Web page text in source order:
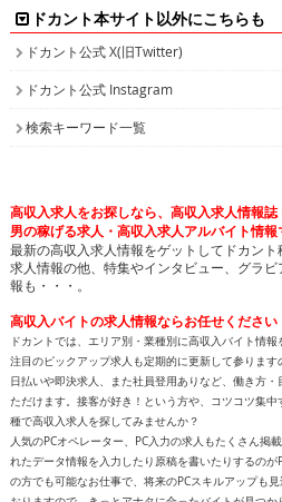
ドカント公式 Instagram
求人情報の他、特集やインタビュー、グラビ
報も・・・。
高収入バイトの求人情報ならお任せください
ドカントでは、エリア別・業種別に高収入バイト情報
日払いや即決求人、また社員登用ありなど、働き方・
ただけます。接客が好き！という方や、コツコツ集中
種で高収入求人を探してみませんか？
人気のPCオペレーター、PC入力の求人もたくさん掲
れたデータ情報を入力したり原稿を書いたりするの
の方でも可能なお仕事で、将来のPCスキルアップも
おりますので、きっとアナタに合ったバイトが見つか
面白特集ページもたっぷりご用意しておりますので
い！